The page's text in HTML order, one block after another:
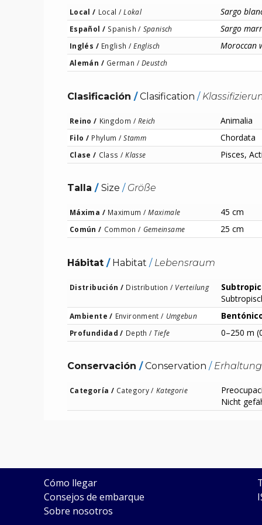
Local / Local / Lokal Sargo
Español / Spanish / Spanisch Sargo
Inglés / English / Englisch Moroccan
Alemán / German / Deustch
Clasificación / Clasification /
Reino / Kingdom / Reich Animalia
Filo / Phylum / Stamm Chordata
Clase / Class / Klasse Pisces,
Talla / Size / Größe
Máxima / Maximum / Maximale 45 cm
Común / Common / Gemeinsame 25 cm
Hábitat / Habitat / Lebensraum
Distribución / Distribution / Verteilung
Ambiente / Environment / Umgebun
Profundidad / Depth / Tiefe 0–250 m
Conservación / Conservation / Erhaltung
Categoría / Category / Kategorie
Nicht
Cómo llegar
Consejos de embarque
Sobre nosotros